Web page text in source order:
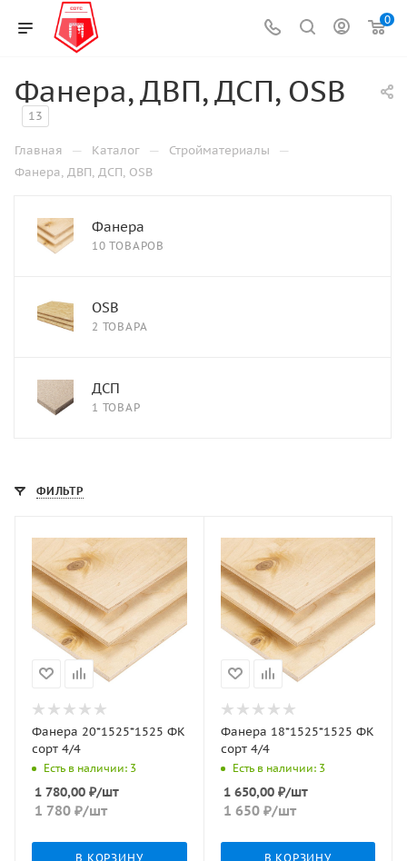
0
Фанера, ДВП, ДСП, OSB
13
Главная — Каталог — Стройматериалы —
Фанера, ДВП, ДСП, OSB
Фанера
10 ТОВАРОВ
OSB
2 ТОВАРА
ДСП
1 ТОВАР
ФИЛЬТР
Фанера 20*1525*1525 ФК
сорт 4/4
Есть в наличии: 3
1 780,00 ₽/шт
1 780 ₽/шт
В КОРЗИНУ
Фанера 18*1525*1525 ФК
сорт 4/4
Есть в наличии: 3
1 650,00₽/шт
1 650₽/шт
В КОРЗИНУ